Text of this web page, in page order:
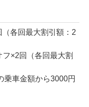
（各回最大割引額：2
フ×2回（各回最大割
乗車金額から3000円